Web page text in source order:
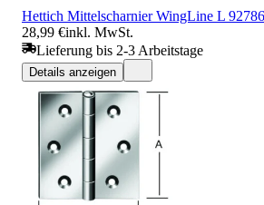
Hettich Mittelscharnier WingLine L
28,99 €inkl. MwSt.
Lieferung bis 2-3 Arbeitstage
Details anzeigen